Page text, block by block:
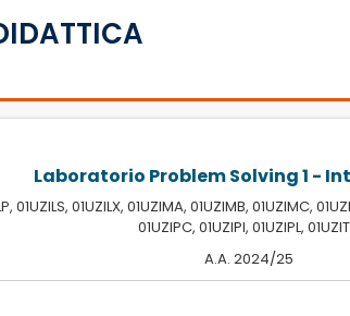
Laboratorio Problem Solving 1 -
01UZILS, 01UZILX, 01UZIMA, 01UZIMB, 01UZIMC,
01UZIPC, 01UZIPI, 01UZIPL,
A.A. 2024/25